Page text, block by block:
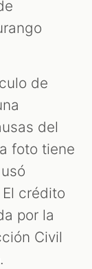
de
del
foto tiene
crédito
por la
Civil